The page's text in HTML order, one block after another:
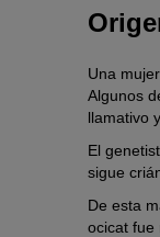
Una
Algunos
llamativo
El
sigue
De esta
ocicat fue